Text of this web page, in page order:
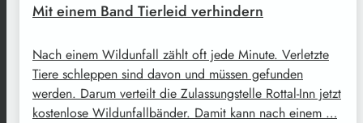
Mit einem Band Tierleid verhindern
Nach einem Wildunfall zählt oft jede Minute. Verletzte
Tiere schleppen sind davon und müssen gefunden
werden. Darum verteilt die Zulassungstelle Rottal-Inn jetzt
kostenlose Wildunfallbänder. Damit kann nach einem …